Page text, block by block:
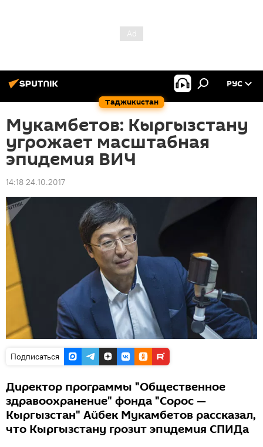
Таджикистан
РУС
Мукамбетов: Кыргызстану
угрожает масштабная
эпидемия ВИЧ
14:18 24.10.2017
Подписаться
Директор программы "Общественное
здравоохранение" фонда "Сорос —
Кыргызстан" Айбек Мукамбетов рассказал,
что Кыргызстану грозит эпидемия СПИДа